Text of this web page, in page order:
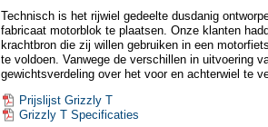
Technisch is het rijwiel gedeelte dusdanig
fabricaat motorblok te plaatsen. Onze klanten
krachtbron die zij willen gebruiken in een
te voldoen. Vanwege de verschillen in uitvoering
gewichtsverdeling over het voor en achterwiel te
Prijslijst Grizzly T
Grizzly T Specificaties